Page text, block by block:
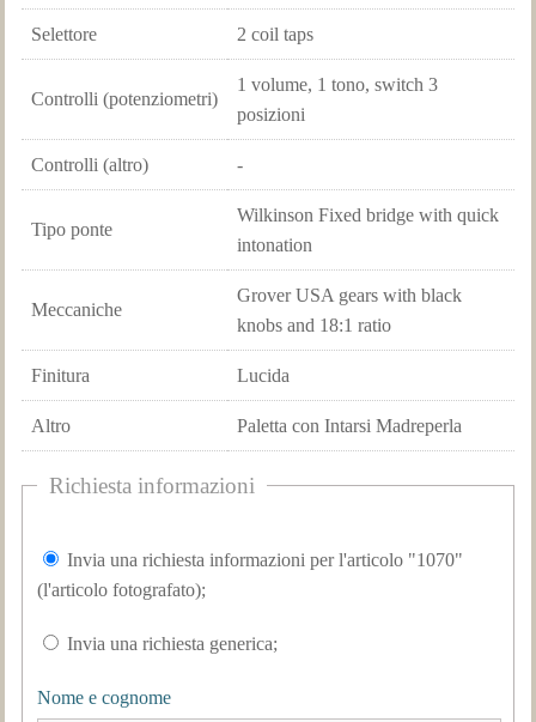
Selettore 2 coil taps
Controlli (potenziometri)
1 volume, 1 tono, switch 3
posizioni
Controlli (altro) -
Tipo ponte
Wilkinson Fixed bridge with quick
intonation
Meccaniche
Grover USA gears with black
knobs and 18:1 ratio
Finitura Lucida
Altro Paletta con Intarsi Madreperla
Richiesta informazioni
(l'articolo fotografato);
Invia una richiesta generica;
Nome e cognome